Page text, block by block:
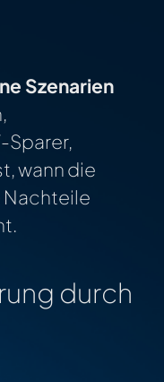
Szenarien
Sparer,
wann die
Nachteile
durch